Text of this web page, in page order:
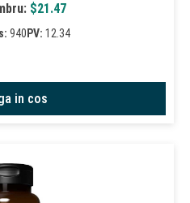
$21.47
940 PV: 12.34
in cos